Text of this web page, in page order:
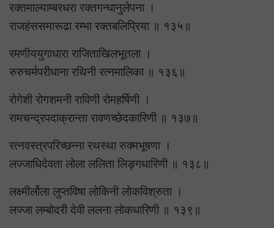
रक्तमाल्याम्बरधरा रक्तगन्धानुलेपना ।
राजहंससमारूढा रम्भा रक्तबलिप्रिया ॥ १३५॥
रमणीययुगाधारा राजिताखिलभूतला ।
रुरुचर्मपरीधाना रथिनी रत्नमालिका ॥ १३६॥
रोगेशी रोगशमनी राविणी रोमहर्षिणी ।
रामचन्द्रपदाक्रान्ता रावणच्छेदकारिणी ॥ १३७॥
रत्नवस्त्रपरिच्छन्ना रथस्था रुक्मभूषणा ।
लज्जाधिदेवता लोला ललिता लिङ्गधारिणी ॥ १३८॥
लक्ष्मीर्लोला लुप्तविषा लोकिनी लोकविश्रुता ।
लज्जा लम्बोदरी देवी ललना लोकधारिणी ॥ १३९॥